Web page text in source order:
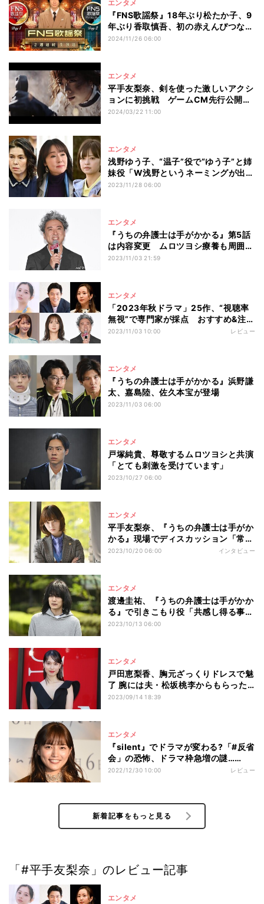
エンタメ
『FNS歌謡祭』18年ぶり松たか子、9
年ぶり香取慎吾、初の赤えんぴつなど
11組追加発表
2024/11/26 06:00
エンタメ
平手友梨奈、剣を使った激しいアクシ
ョンに初挑戦 ゲームCM先行公開で
歌唱曲も
2024/03/22 11:00
エンタメ
浅野ゆう子、“温子”役で“ゆう子”と姉
妹役「W浅野というネーミングが出て
くるドラマって?」
2023/11/28 06:00
エンタメ
『うちの弁護士は手がかかる』第5話
は内容変更 ムロツヨシ療養も周囲の
カバーで放送継続
2023/11/03 21:59
エンタメ
「2023年秋ドラマ」25作、“視聴率
無視”で専門家が採点 おすすめ&注目
ドラマは?
2023/11/03 10:00 レビュー
エンタメ
『うちの弁護士は手がかかる』浜野謙
太、嘉島陸、佐久本宝が登場
2023/11/03 06:00
エンタメ
戸塚純貴、尊敬するムロツヨシと共演
「とても刺激を受けています」
2023/10/27 06:00
エンタメ
平手友梨奈、『うちの弁護士は手がか
かる』現場でディスカッション「常に
話し合っていますね」
2023/10/20 06:00 インタビュー
エンタメ
渡邊圭祐、『うちの弁護士は手がかか
る』で引きこもり役「共感し得る事
象」
2023/10/13 06:00
エンタメ
戸田恵梨香、胸元ざっくりドレスで魅
了 腕には夫・松坂桃李からもらった
時計
2023/09/14 18:39
エンタメ
『silent』でドラマが変わる?「#反省
会」の恐怖、ドラマ枠急増の謎…
2022年ドラマ業界10大ニュース
2022/12/30 10:00 レビュー
新着記事をもっと見る
「#平手友梨奈」のレビュー記事
エンタメ